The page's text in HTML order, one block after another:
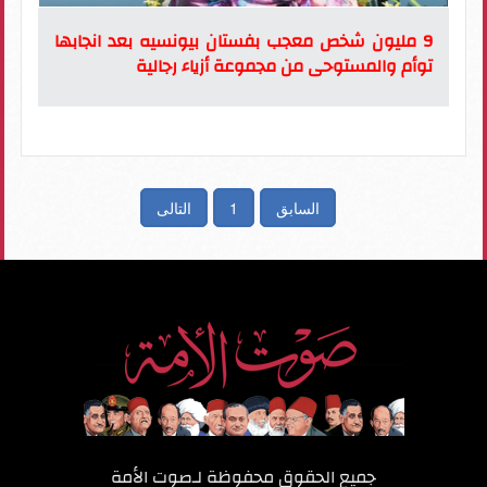
9 مليون شخص معجب بفستان بيونسيه بعد انجابها
توأم والمستوحى من مجموعة أزياء رجالية
السابق 1 التالى
جميع الحقوق محفوظة لـصوت الأمة